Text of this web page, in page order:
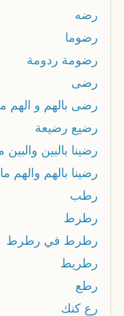
رضه
رضوما
رضومة ردومة
رضى
رضى بالهم و الهم
رضيع رضيعة
رضينا بالبين
رضينا بالهم والهم
رطب
رطرط
رطرط في رطرط
رطريط
رطع
رع كنك